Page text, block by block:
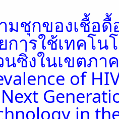
มชุกของเชื้อดื้
การใช้เทคโน
นซิ่งในเขตภา
of
in